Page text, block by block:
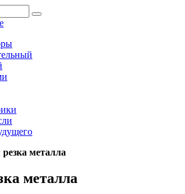
металла
металла